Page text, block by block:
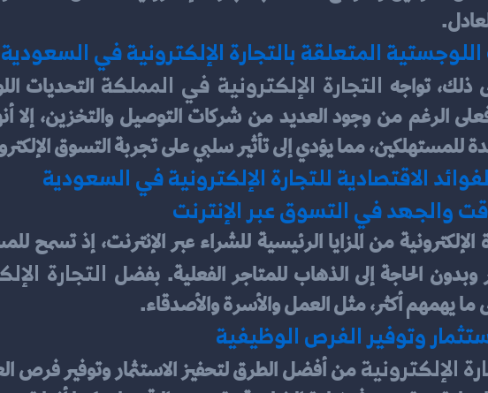
المتعلقة بالتجارة الإلكترونية في السعودية
ذلك، تواجه التجارة الإلكترونية في المملكة
مما يؤدي إلى تأثير سلبي على تجربة التسوق
الاقتصادية للتجارة الإلكترونية في السعودية
والجهد في التسوق عبر الإنترنت
الحاجة إلى الذهاب للمتاجر الفعلية. بفضل التجارة
ما يهمهم أكثر، مثل العمل والأسرة والأصدقاء.
وتوفير الفرص الوظيفية
الإلكترونية